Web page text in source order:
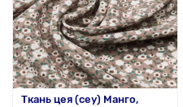
Ткань цея (cey) Манго,